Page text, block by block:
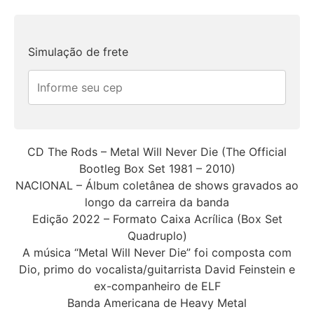
Simulação de frete
CD The Rods – Metal Will Never Die (The Official
Bootleg Box Set 1981 – 2010)
NACIONAL – Álbum coletânea de shows gravados ao
longo da carreira da banda
Edição 2022 – Formato Caixa Acrílica (Box Set
Quadruplo)
A música “Metal Will Never Die” foi composta com
Dio, primo do vocalista/guitarrista David Feinstein e
ex-companheiro de ELF
Banda Americana de Heavy Metal